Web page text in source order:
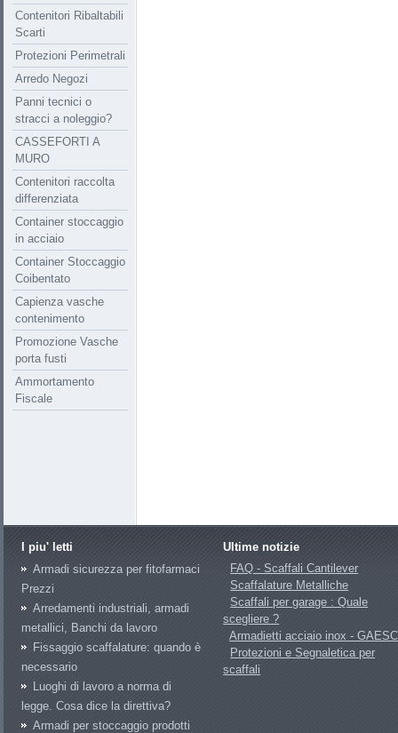
Contenitori Ribaltabili
Scarti
Protezioni Perimetrali
Arredo Negozi
Panni tecnici o
stracci a noleggio?
CASSEFORTI A
MURO
Contenitori raccolta
differenziata
Container stoccaggio
in acciaio
Container Stoccaggio
Coibentato
Capienza vasche
contenimento
Promozione Vasche
porta fusti
Ammortamento
Fiscale
I piu' letti
Armadi sicurezza per fitofarmaci
Prezzi
Arredamenti industriali, armadi
metallici, Banchi da lavoro
Fissaggio scaffalature: quando è
necessario
Luoghi di lavoro a norma di
legge. Cosa dice la direttiva?
Armadi per stoccaggio prodotti
Ultime notizie
FAQ - Scaffali Cantilever
Scaffalature Metalliche
Scaffali per garage : Quale
scegliere ?
Armadietti acciaio inox -
Protezioni e Segnaletica per
scaffali